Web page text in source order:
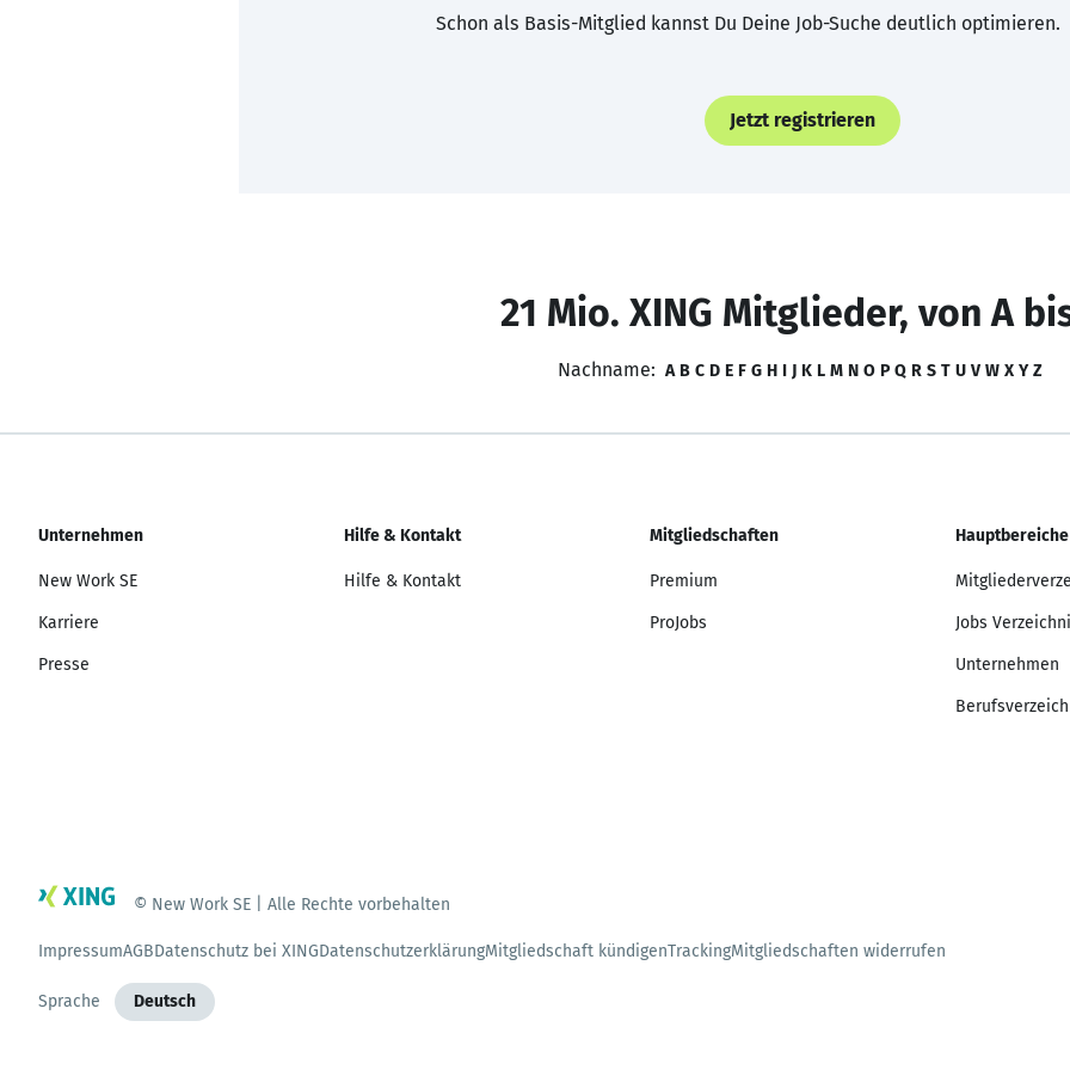
Schon als Basis-Mitglied kannst Du Deine Job-Suche deutlich optimieren.
Jetzt registrieren
21 Mio. XING Mitglieder, von A
Nachname: A B C D E F G H I J K L M N O P Q R S T U V W X Y Z
Unternehmen
New Work SE
Karriere
Presse
Hilfe & Kontakt
Hilfe & Kontakt
Mitgliedschaften
Premium
ProJobs
Hauptbereiche
Jobs
Unternehmen
© New Work SE | Alle Rechte vorbehalten
ImpressumAGBDatenschutz bei XINGDatenschutzerklärungMitgliedschaft kündigenTrackingMitgliedschaften widerrufen
Sprache Deutsch